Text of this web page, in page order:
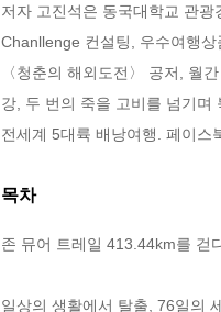
저자 고진석은 동국대학교 관
Chanllenge 컨설팅, 우수여행
〈청춘의 해외도전〉 공저, 월
강, 두 번의 죽을 고비를 넘기며
전세계 5대륙 배낭여행. 페이스
목차
존 뮤어 트레일 413.44km를 걷
일상의 생활에서 탈출, 76일의